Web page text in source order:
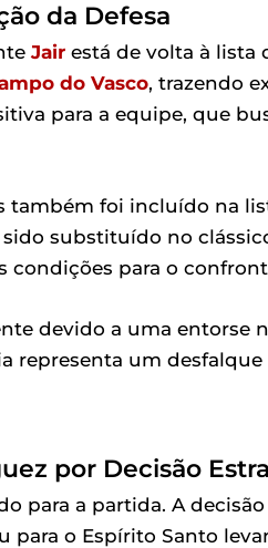
da Defesa
Jair está de volta à lista
do Vasco, trazendo
para a equipe, que
também foi incluído na
substituído no
condições para o
devido a uma entorse
representa um
por Decisão
para a partida. A
para o Espírito Santo